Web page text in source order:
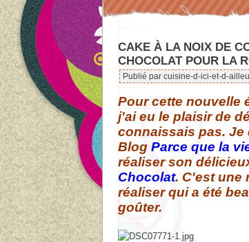
CAKE À LA NOIX DE
CHOCOLAT POUR LA
Publié par cuisine-d-ici-et-d-
Pour cette nouvelle
j'ai eu le plaisir de
connaissais pas. Je
Blog Parce que la
réaliser son
Chocolat. C'est une
réaliser qui a été
goûter.